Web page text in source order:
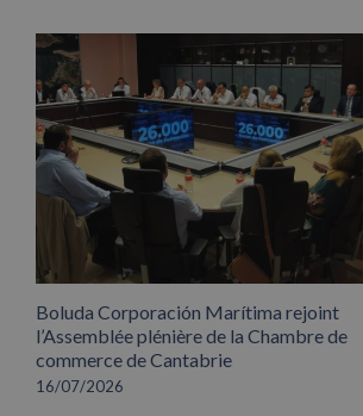
Boluda Corporación Marítima rejoint
l’Assemblée plénière de la Chambre de
commerce de Cantabrie
16/07/2026